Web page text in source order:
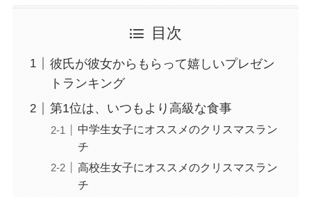
目次
彼氏が彼女からもらって嬉しいプレゼン
トランキング
第1位は、いつもより高級な食事
中学生女子にオススメのクリスマスラン
チ
高校生女子にオススメのクリスマスラン
チ